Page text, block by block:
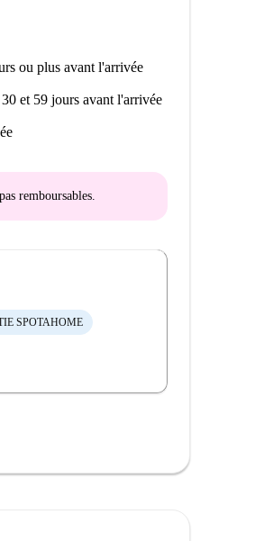
ou plus avant l'arrivée
et 59 jours avant l'arrivée
remboursables.
SPOTAHOME